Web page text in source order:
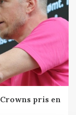
pris en